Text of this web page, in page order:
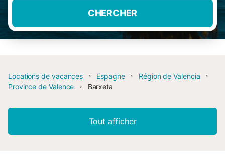
CHERCHER
Locations de vacances Espagne
Région de Valencia
Province de Valence
Barxeta
Tout afficher